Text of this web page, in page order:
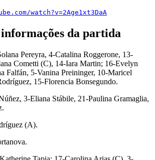
watch?v=2Age1xt3DaA
informações da partida
Pereyra, 4-Catalina Roggerone, 13-
Cometti (C), 14-Iara Martin; 16-Evelyn
Falfán, 5-Vanina Preininger, 10-Maricel
15-Florencia Bonsegundo.
3-Eliana Stábile, 21-Paulina Gramaglia,
(A).